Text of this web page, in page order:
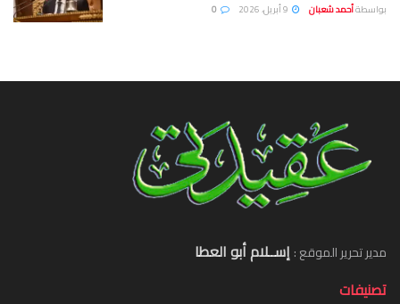
بواسطةأحمد شعبان
مدير تحرير الموقع :إســلام أبو العطا
تصنيفات